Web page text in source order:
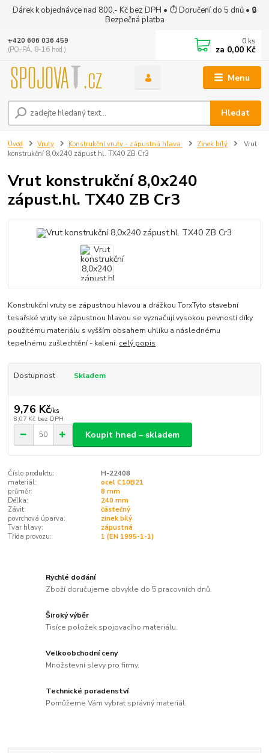
Dárek k objednávce nad 800,- Kč bez DPH • ⏱ Doručení do 5 dnů • 🔒
Bezpečná platba
Menu
Hledat
+420 606 036 459
(PO-PÁ, 8-16 hod.)
0 ks
za 0,00 Kč
Úvod Vruty Konstrukční vruty - zápustná hlava Zinek bílý
Vrut
konstrukční 8,0x240 zápust.hl. TX40 ZB Cr3
Vrut konstrukční 8,0x240
zápust.hl. TX40 ZB Cr3
Konstrukční vruty se zápustnou hlavou a drážkou TorxTyto stavební
tesařské vruty se zápustnou hlavou se vyznačují vysokou pevností díky
použitému materiálu s vyšším obsahem uhlíku a následnému
tepelnému zušlechtění - kalení. celý popis
Dostupnost Skladem
9,76 Kč/ks
8,07 Kč bez DPH
Koupit hned – skladem
Číslo produktu:
H-22408
materiál:
ocel C10B21
průměr:
8 mm
Délka:
240 mm
Závit:
částečný
povrchová úparva:
zinek bílý
Tvar hlavy:
zápustná
Třída provozu:
1 (EN 1995-1-1)
Rychlé dodání
Zboží doručujeme obvykle do 5 pracovních dnů.
Široký výběr
Tisíce položek spojovacího materiálu.
Velkoobchodní ceny
Množstevní slevy pro firmy.
Technické poradenství
Pomůžeme Vám vybrat správný materiál.